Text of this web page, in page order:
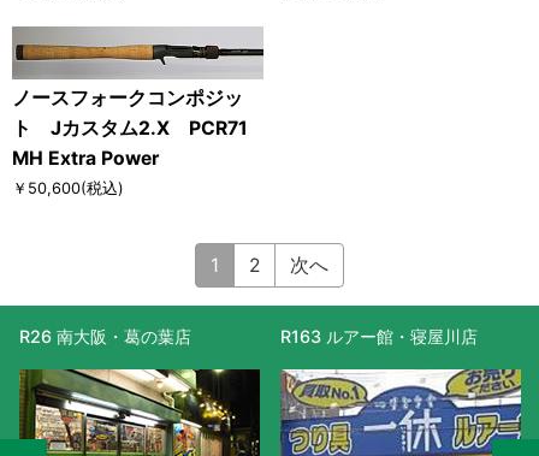
ノースフォークコンポジッ
ト Jカスタム2.X PCR71
MH Extra Power
￥50,600(税込)
1 2 次へ
R26 南大阪・葛の葉店 R163 ルアー館・寝屋川店